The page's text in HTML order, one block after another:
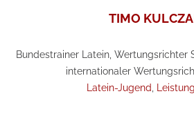
TIMO
Bundestrainer Latein, Wertungsrichter
internationaler
Latein-Jugend